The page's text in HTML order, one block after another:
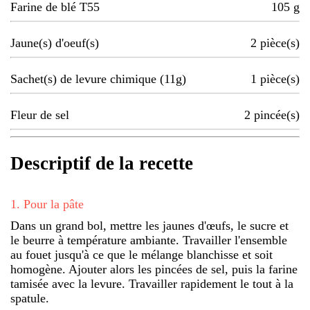
Farine de blé T55 105 g
Jaune(s) d'oeuf(s) 2 pièce(s)
Sachet(s) de levure chimique (11g) 1 pièce(s)
Fleur de sel 2 pincée(s)
Descriptif de la recette
1 . Pour la pâte
Dans un grand bol, mettre les jaunes d'œufs, le sucre et
le beurre à température ambiante. Travailler l'ensemble
au fouet jusqu'à ce que le mélange blanchisse et soit
homogène. Ajouter alors les pincées de sel, puis la farine
tamisée avec la levure. Travailler rapidement le tout à la
spatule.